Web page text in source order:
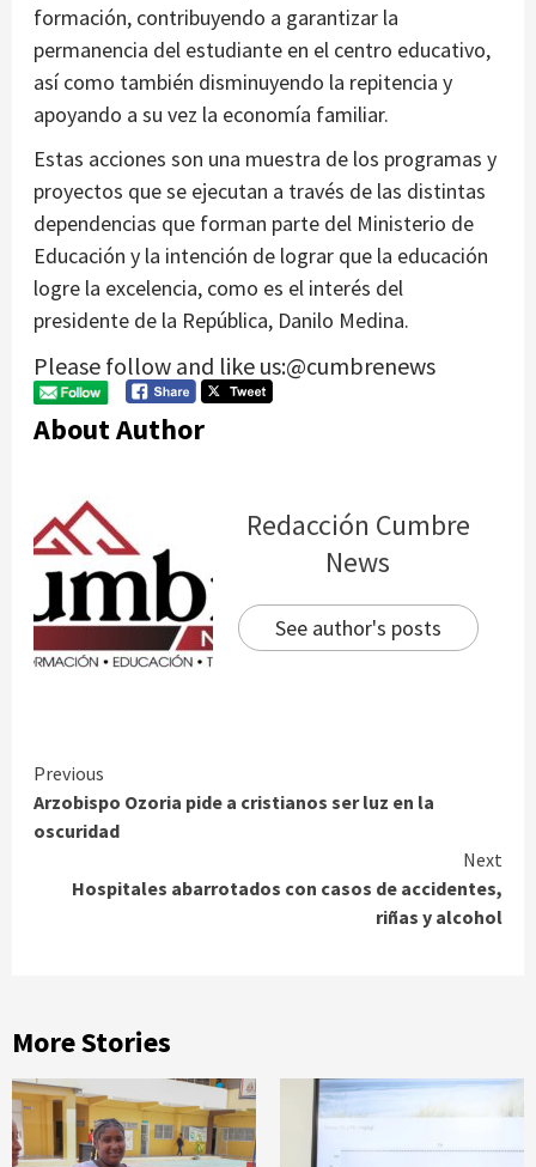
formación, contribuyendo a garantizar la
permanencia del estudiante en el centro educativo,
así como también disminuyendo la repitencia y
apoyando a su vez la economía familiar.
Estas acciones son una muestra de los programas y
proyectos que se ejecutan a través de las distintas
dependencias que forman parte del Ministerio de
Educación y la intención de lograr que la educación
logre la excelencia, como es el interés del
presidente de la República, Danilo Medina.
Please follow and like us:@cumbrenews
About Author
Redacción Cumbre
News
See author's posts
Continue
Reading
Previous
Arzobispo Ozoria pide a cristianos ser luz en la
oscuridad
Next
Hospitales abarrotados con casos de accidentes,
riñas y alcohol
More Stories